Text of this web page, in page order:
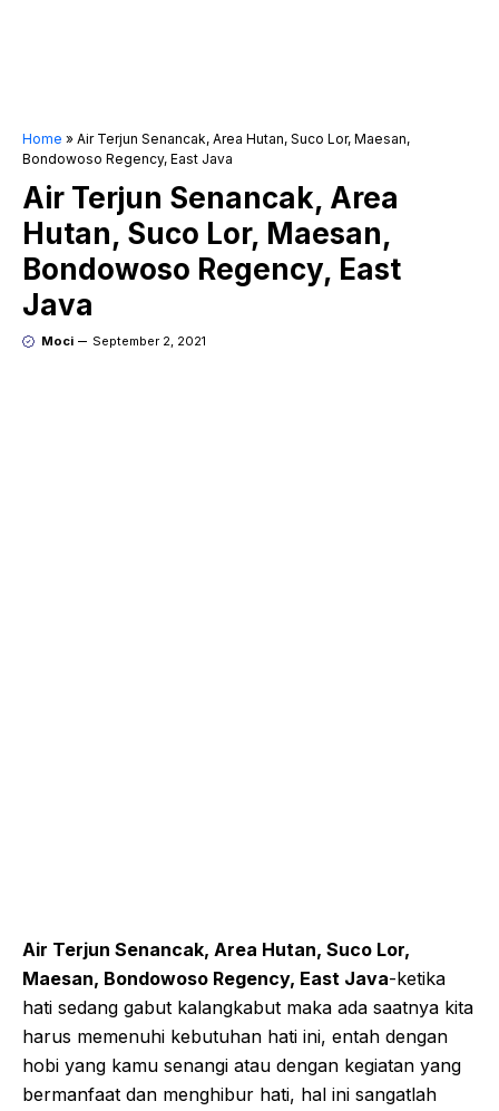
Home » Air Terjun Senancak, Area Hutan, Suco Lor, Maesan,
Bondowoso Regency, East Java
Air Terjun Senancak, Area
Hutan, Suco Lor, Maesan,
Bondowoso Regency, East
Java
Moci September 2, 2021
Air Terjun Senancak, Area Hutan, Suco Lor,
Maesan, Bondowoso Regency, East Java-ketika
hati sedang gabut kalangkabut maka ada saatnya kita
harus memenuhi kebutuhan hati ini, entah dengan
hobi yang kamu senangi atau dengan kegiatan yang
bermanfaat dan menghibur hati, hal ini sangatlah